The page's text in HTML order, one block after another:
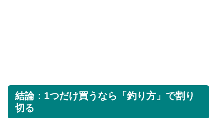
結論：1つだけ買うなら「釣り方」で割り
切る